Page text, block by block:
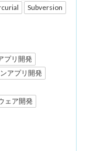
Subversion
プリ開発
アプリ開発
ェア開発